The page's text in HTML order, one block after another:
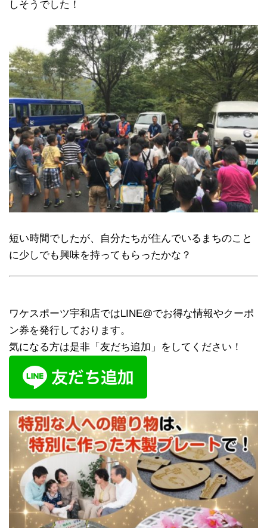
しそうでした！
短い時間でしたが、自分たちが住んでいるまちのこと
に少しでも興味を持ってもらったかな？
ワケスポーツ宇和店ではLINE@でお得な情報やクーポ
ン券を発行しております。
気になる方は是非「友だち追加」をしてください！